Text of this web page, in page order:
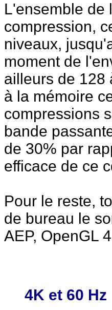
L'ensemble de
compression,
niveaux,
moment de
ailleurs de 128
à la mémoire
compressions
bande
de 30% par
efficace de ce
Pour le reste,
de bureau le
AEP, OpenGL
4K et 60 Hz